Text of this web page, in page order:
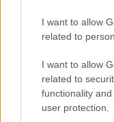
I want to allow
related to
I want to allow
related to
functionality
user protection.
PODCASTS